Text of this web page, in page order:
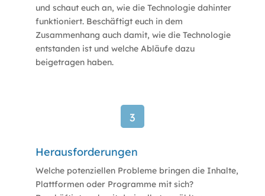
und schaut euch an, wie die Technologie dahinter
funktioniert. Beschäftigt euch in dem
Zusammenhang auch damit, wie die Technologie
entstanden ist und welche Abläufe dazu
beigetragen haben.
3
Herausforderungen
Welche potenziellen Probleme bringen die Inhalte,
Plattformen oder Programme mit sich?